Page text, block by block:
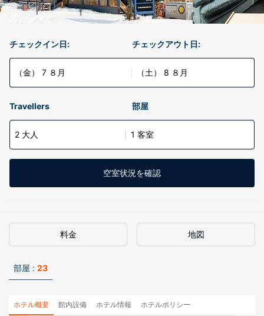
チェックイン日:
（金） 7 ８月
チェックアウト日:
（土） 8 ８月
Travellers 部屋
2 大人 1 客室
空室状況を確認
料金 地図
部屋 : 23
ホテル概要 館内設備 ホテル情報 ホテルポリシー